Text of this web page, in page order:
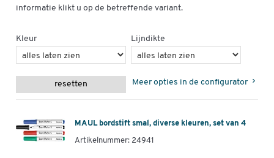
informatie klikt u op de betreffende variant.
Kleur Lijndikte
resetten Meer opties in de configurator
MAUL bordstift smal, diverse kleuren, set van 4
Artikelnummer: 24941